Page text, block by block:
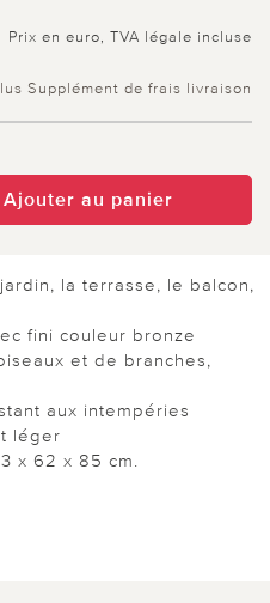
Prix en euro, TVA légale incluse
Supplément de frais livraison
Ajouter au panier
la terrasse, le balcon,
fini couleur bronze
et de branches,
aux intempéries
léger
x 62 x 85 cm.